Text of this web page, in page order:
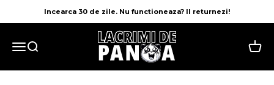
Incearca 30 de zile. Nu functioneaza? Il returnezi!
MeniuCăutare
LACRIMI DE PANDA
Cos